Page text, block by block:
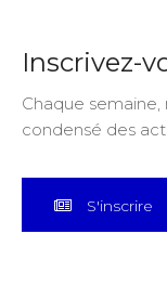
Inscrivez-
Chaque
condensé des
S'inscrire